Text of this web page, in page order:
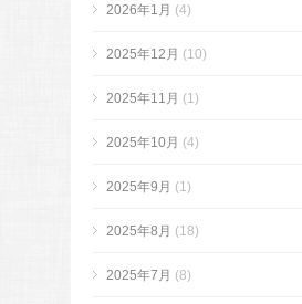
2026年1月 (4)
2025年12月 (10)
2025年11月 (1)
2025年10月 (4)
2025年9月 (1)
2025年8月 (18)
2025年7月 (8)